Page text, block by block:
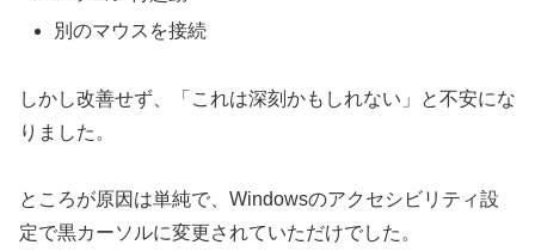
別のマウスを接続
しかし改善せず、「これは深刻かもしれない」と不安にな
りました。
ところが原因は単純で、Windowsのアクセシビリティ設
定で黒カーソルに変更されていただけでした。